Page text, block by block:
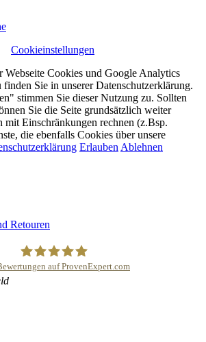
Cookieinstellungen
Webseite Cookies und Google Analytics
Sie in unserer Datenschutzerklärung.
stimmen Sie dieser Nutzung zu. Sollten
Sie die Seite grundsätzlich weiter
mit Einschränkungen rechnen (z.Bsp.
die ebenfalls Cookies über unsere
Erlauben Ablehnen
Retouren
auf ProvenExpert.com